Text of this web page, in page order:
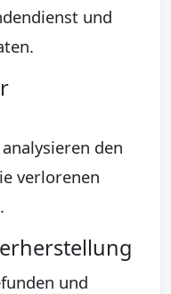
und
den
verlorenen
und